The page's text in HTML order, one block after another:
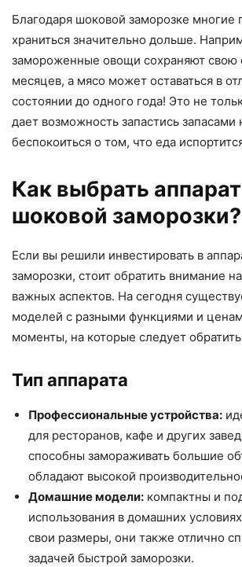
Благодаря шоковой заморозке многие
храниться значительно дольше.
замороженные овощи сохраняют свою
месяцев, а мясо может оставаться в
состоянии до одного года! Это не
дает возможность запастись
беспокоиться о том, что еда
Как выбрать аппарат
шоковой заморозки?
Если вы решили инвестировать в
заморозки, стоит обратить внимание
важных аспектов. На сегодня
моделей с разными функциями и
моменты, на которые следует
Тип аппарата
Профессиональные устройства:
для ресторанов, кафе и других
способны замораживать большие
обладают высокой
Домашние модели: компактны и
использования в домашних
свои размеры, они также отлично
задачей быстрой заморозки.